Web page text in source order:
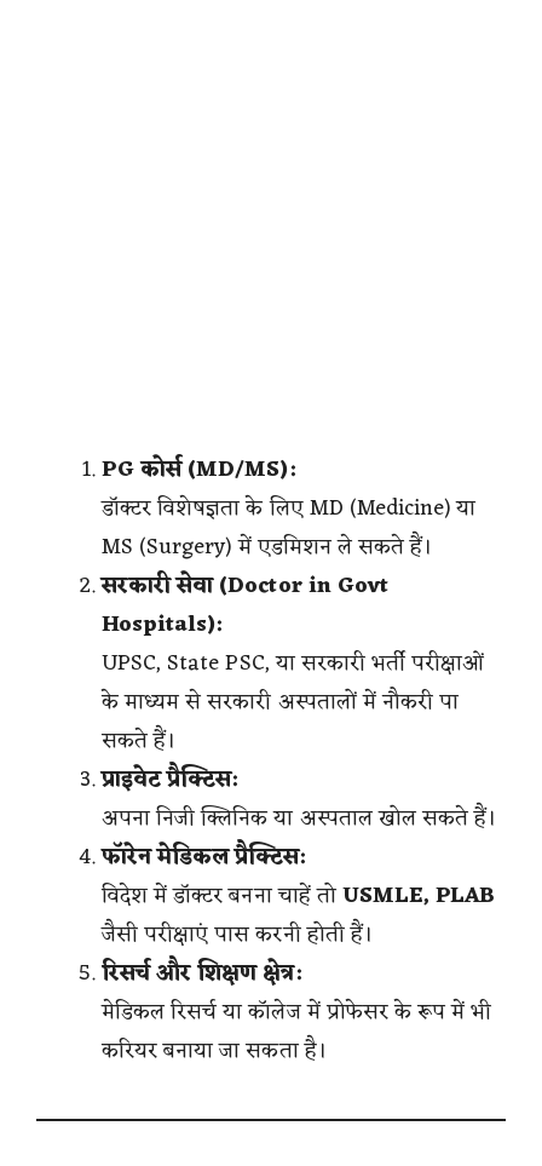
PG कोर्स (MD/MS):
डॉक्टर विशेषज्ञता के लिए MD (Medicine) या
MS (Surgery) में एडमिशन ले सकते हैं।
सरकारी सेवा (Doctor in Govt
Hospitals):
UPSC, State PSC, या सरकारी भर्ती परीक्षाओं
के माध्यम से सरकारी अस्पतालों में नौकरी पा
सकते हैं।
प्राइवेट प्रैक्टिस:
अपना निजी क्लिनिक या अस्पताल खोल सकते हैं।
फॉरेन मेडिकल प्रैक्टिस:
विदेश में डॉक्टर बनना चाहें तोUSMLE, PLAB
जैसी परीक्षाएं पास करनी होती हैं।
रिसर्च और शिक्षण क्षेत्र:
मेडिकल रिसर्च या कॉलेज में प्रोफेसर के रूप में भी
करियर बनाया जा सकता है।